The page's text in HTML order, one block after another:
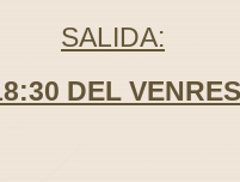
SALIDA:
DEL